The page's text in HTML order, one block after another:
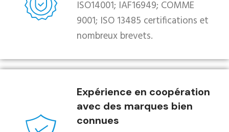
ISO14001; IAF16949; COMME
9001; ISO 13485 certifications et
nombreux brevets.
Expérience en coopération
avec des marques bien
connues